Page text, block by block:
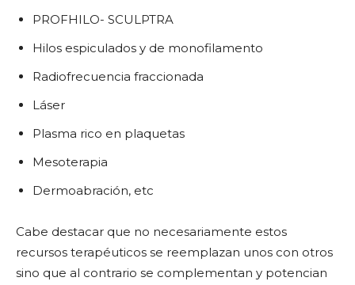
PROFHILO- SCULPTRA
Hilos espiculados y de monofilamento
Radiofrecuencia fraccionada
Láser
Plasma rico en plaquetas
Mesoterapia
Dermoabración, etc
Cabe destacar que no necesariamente estos
recursos terapéuticos se reemplazan unos con otros
sino que al contrario se complementan y potencian